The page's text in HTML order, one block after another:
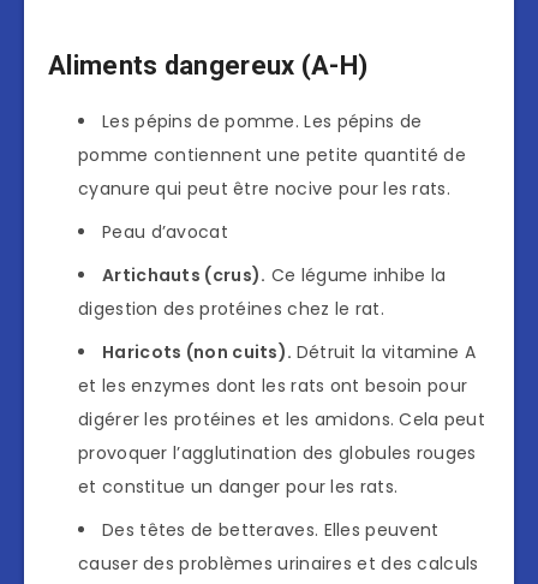
Aliments dangereux (A-H)
Les pépins de pomme. Les pépins de
pomme contiennent une petite quantité de
cyanure qui peut être nocive pour les rats.
Peau d’avocat
Artichauts (crus). Ce légume inhibe la
digestion des protéines chez le rat.
Haricots (non cuits). Détruit la vitamine A
et les enzymes dont les rats ont besoin pour
digérer les protéines et les amidons. Cela peut
provoquer l’agglutination des globules rouges
et constitue un danger pour les rats.
Des têtes de betteraves. Elles peuvent
causer des problèmes urinaires et des calculs